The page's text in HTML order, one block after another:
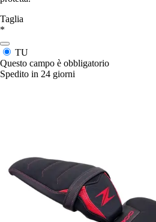
Taglia
*
TU
Questo campo è obbligatorio
Spedito in 24 giorni